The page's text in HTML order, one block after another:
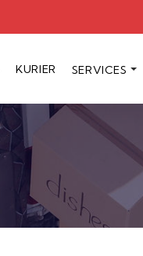
KURIER SERVICES